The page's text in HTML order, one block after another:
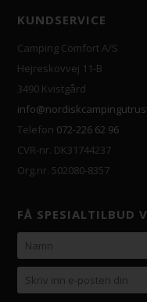
KUNDSERVICE
Camping Comfort A/S
Hejreskovvej 11-B
3490 Kvistgård
Telefon 072-226 62 96
CVR-nr. DK31744237
Org.nr. 502080-8357
FÅ SPESIALTILBUD